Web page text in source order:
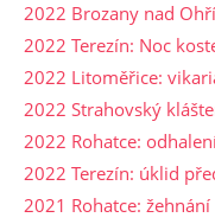
2022 Brozany nad
2022 Terezín: Noc
2022 Litoměřice:
2022 Strahovský
2022 Rohatce:
2022 Terezín: úklid
2021 Rohatce: